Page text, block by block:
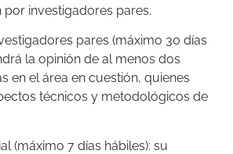
por investigadores pares.
pares (máximo 30 días
la opinión de al menos dos
en el área en cuestión, quienes
técnicos y metodológicos de
(máximo 7 días hábiles): su